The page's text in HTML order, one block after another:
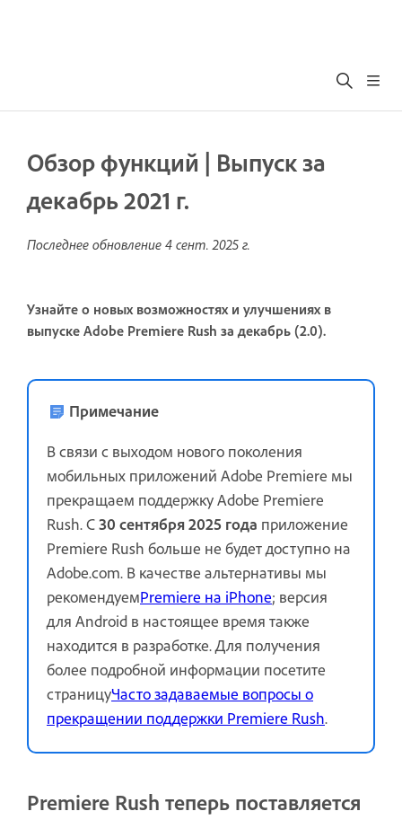
Обзор функций | Выпуск за
декабрь 2021 г.
Последнее обновление 4 сент. 2025 г.
Узнайте о новых возможностях и улучшениях в
выпуске Adobe Premiere Rush за декабрь (2.0).
Примечание
В связи с выходом нового поколения
мобильных приложений Adobe Premiere мы
прекращаем поддержку Adobe Premiere
Rush. С30 сентября 2025 года приложение
Premiere Rush больше не будет доступно на
Adobe.com. В качестве альтернативы мы
рекомендуемPremiere на iPhone; версия
для Android в настоящее время также
находится в разработке. Для получения
более подробной информации посетите
страницуЧасто задаваемые вопросы о
прекращении поддержки Premiere Rush.
Premiere Rush теперь поставляется